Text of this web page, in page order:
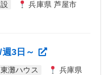
兵庫県 芦屋市
3日～
灘ハウス
兵庫県